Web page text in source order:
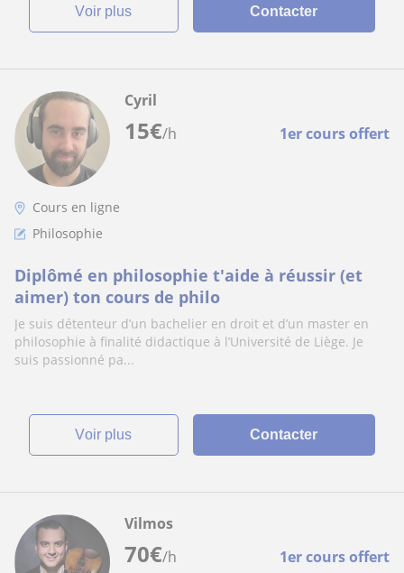
voir plus Contacter
15€/h 1er cours offert
Cyril
Cours en ligne
Philosophie
Diplômé en philosophie t'aide à réussir (et
aimer) ton cours de philo
Je suis détenteur d’un bachelier en droit et d’un master en
philosophie à finalité didactique à l’Université de Liège. Je
suis passionné pa...
voir plus Contacter
70€/h 1er cours offert
Vilmos